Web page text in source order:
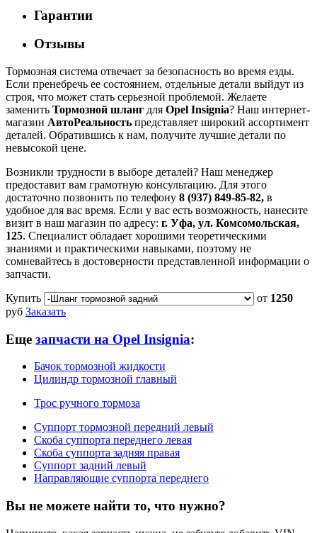
Гарантии
Отзывы
Тормозная система отвечает за безопасность во время езды.
Если пренебречь ее состоянием, отдельные детали выйдут из
строя, что может стать серьезной проблемой. Желаете
заменить Тормозной шланг для Opel Insignia? Наш интернет-
магазин АвтоРеальность представляет широкий ассортимент
деталей. Обратившись к нам, получите лучшие детали по
невысокой цене.
Возникли трудности в выборе деталей? Наш менеджер
предоставит вам грамотную консультацию. Для этого
достаточно позвонить по телефону 8 (937) 849-85-82, в
удобное для вас время. Если у вас есть возможность, нанесите
визит в наш магазин по адресу: г. Уфа, ул. Комсомольская,
125. Специалист обладает хорошими теоретическими
знаниями и практическими навыками, поэтому не
сомневайтесь в достоверности представленной информации о
запчасти.
Купить
от 1250
руб Заказать
Еще запчасти на Opel Insignia:
Бачок тормозной жидкости
Цилиндр тормозной главный
Трос ручного тормоза
Суппорт тормозной передний левый
Скоба суппорта переднего левая
Скоба суппорта задняя правая
Суппорт задний левый
Направляющие суппорта переднего
Вы не можете найти то, что нужно?